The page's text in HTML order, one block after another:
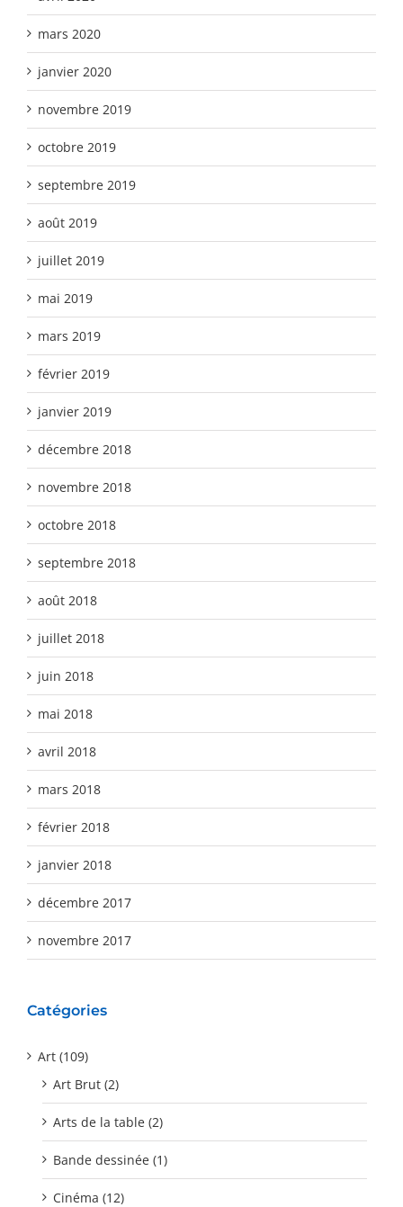
mars 2020
janvier 2020
novembre 2019
octobre 2019
septembre 2019
août 2019
juillet 2019
mai 2019
mars 2019
février 2019
janvier 2019
décembre 2018
novembre 2018
octobre 2018
septembre 2018
août 2018
juillet 2018
juin 2018
mai 2018
avril 2018
mars 2018
février 2018
janvier 2018
décembre 2017
novembre 2017
Catégories
Art (109)
Art Brut (2)
Arts de la table (2)
Bande dessinée (1)
Cinéma (12)